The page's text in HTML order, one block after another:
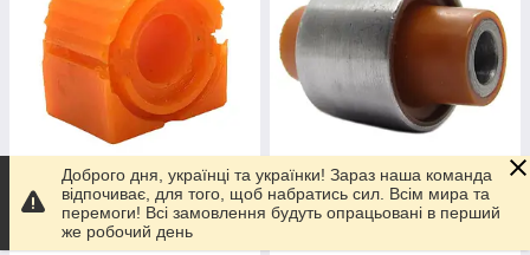
Поліуретанова втулка
переднього стабілізатора
Skoda Octavia 2004-2010
Поліуретановий сайлентблок
заднього прямого важеля
Доброго дня, українці та українки! Зараз наша команда
відпочиває, для того, щоб набратись сил. Всім мира та
перемоги! Всі замовлення будуть опрацьовані в перший
же робочий день